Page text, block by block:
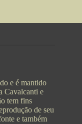
e é mantido
Cavalcanti e
tem fins
de seu
e também